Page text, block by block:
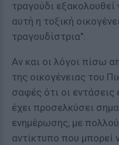
τραγούδι
αυτή η τοξική
τραγουδίστρια".
Αν και οι λόγοι πίσω
της οικογένειας του
σαφές ότι οι
έχει προσελκύσει
ενημέρωσης, με
αντίκτυπο που μπορεί